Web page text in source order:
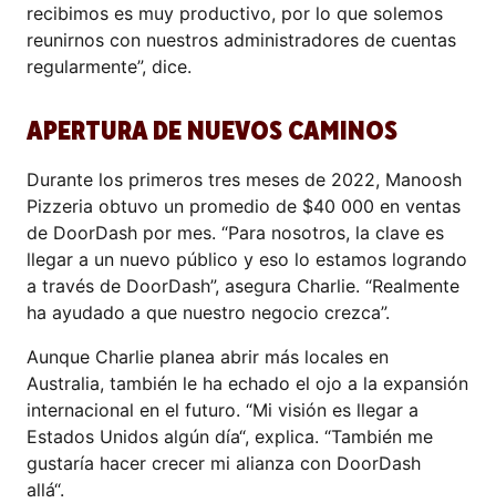
recibimos es muy productivo, por lo que solemos
reunirnos con nuestros administradores de cuentas
regularmente”, dice.
APERTURA DE NUEVOS CAMINOS
Durante los primeros tres meses de 2022, Manoosh
Pizzeria obtuvo un promedio de $40 000 en ventas
de DoorDash por mes. “Para nosotros, la clave es
llegar a un nuevo público y eso lo estamos logrando
a través de DoorDash”, asegura Charlie. “Realmente
ha ayudado a que nuestro negocio crezca”.
Aunque Charlie planea abrir más locales en
Australia, también le ha echado el ojo a la expansión
internacional en el futuro. “Mi visión es llegar a
Estados Unidos algún día“, explica. “También me
gustaría hacer crecer mi alianza con DoorDash
allá“.